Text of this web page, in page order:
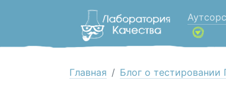
Главная Блог о тестировании